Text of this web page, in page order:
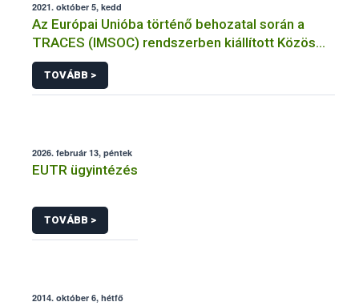
2021. október 5, kedd
Az Európai Unióba történő behozatal során a
TRACES (IMSOC) rendszerben kiállított Közös
Egészségügyi Beléptetési Okmány: KEBO-D
(angolul: CHEDD) használata
TOVÁBB >
2026. február 13, péntek
EUTR ügyintézés
TOVÁBB >
2014. október 6, hétfő